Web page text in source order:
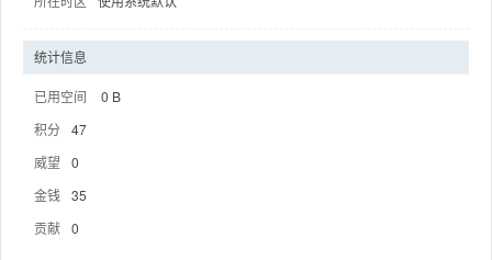
统计信息
已用空间
0 B
积分 47
威望
0
金钱
35
贡献 0